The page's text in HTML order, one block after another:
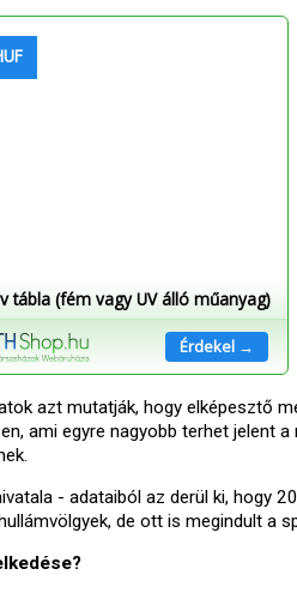
tábla (fém vagy UV álló műanyag)
Érdekel →
azt mutatják, hogy elképesztő
ami egyre nagyobb terhet jelent
- adataiból az derül ki, hogy
de ott is megindult a